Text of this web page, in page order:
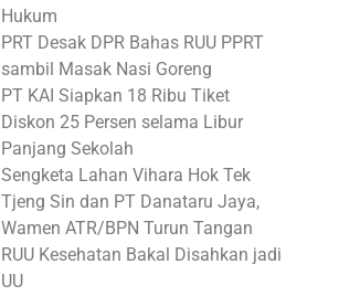
Hukum
PRT Desak DPR Bahas RUU PPRT
sambil Masak Nasi Goreng
PT KAI Siapkan 18 Ribu Tiket
Diskon 25 Persen selama Libur
Panjang Sekolah
Sengketa Lahan Vihara Hok Tek
Tjeng Sin dan PT Danataru Jaya,
Wamen ATR/BPN Turun Tangan
RUU Kesehatan Bakal Disahkan jadi
UU